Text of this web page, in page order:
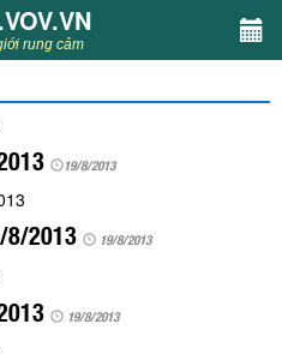
rung cảm
19/8/2013
8/2013 19/8/2013
19/8/2013